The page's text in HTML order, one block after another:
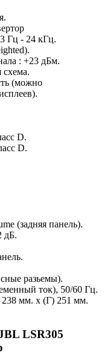
Гц - 24 кГц.
: +23 дБм.
схема.
(можно
D.
D.
(задняя панель).
дБ.
разьемы).
ток), 50/60 Гц.
мм. x (Г) 251 мм.
LSR305